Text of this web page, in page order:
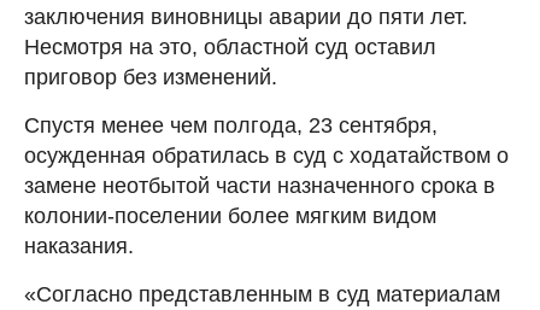
заключения виновницы аварии до пяти лет.
Несмотря на это, областной суд оставил
приговор без изменений.
Спустя менее чем полгода, 23 сентября,
осужденная обратилась в суд с ходатайством о
замене неотбытой части назначенного срока в
колонии-поселении более мягким видом
наказания.
«Согласно представленным в суд материалам